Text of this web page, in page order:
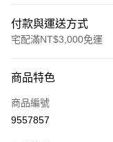
付款與運送方式
宅配滿NT$3,000免運
信用卡一次付款
信用卡分期付款
商品特色
商品編號
9557857